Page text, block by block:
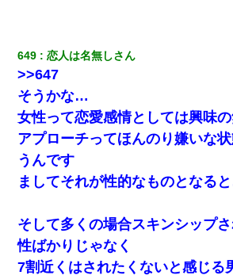
友人「酒の勢いで女先輩をホテルに連れ込
「…」
今日夫の実家に泊ったんだけど、朝起きた
リしてた
ＤＮＡ検査『血縁関係０％』旦那「やっぱ
嫁「本当に身に覚えがない」「なにかの間
婚活パーティーでよく会う美女がいた。こ
てしても結婚て難しいんだなぁ…と思ってた
649 恋人は名無しさん
>>647
そうかな…
女性って恋愛感情としては興味
アプローチってほんのり嫌いな
うんです
ましてそれが性的なものとなる
そして多くの場合スキンシップ
性ばかりじゃなく
7割近くはされたくないと感じる